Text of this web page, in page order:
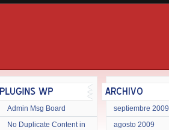
Admin Msg Board
No Duplicate Content in
septiembre 2009
agosto 2009